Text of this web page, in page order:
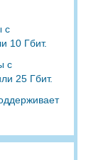
с
10 Гбит.
с
25 Гбит.